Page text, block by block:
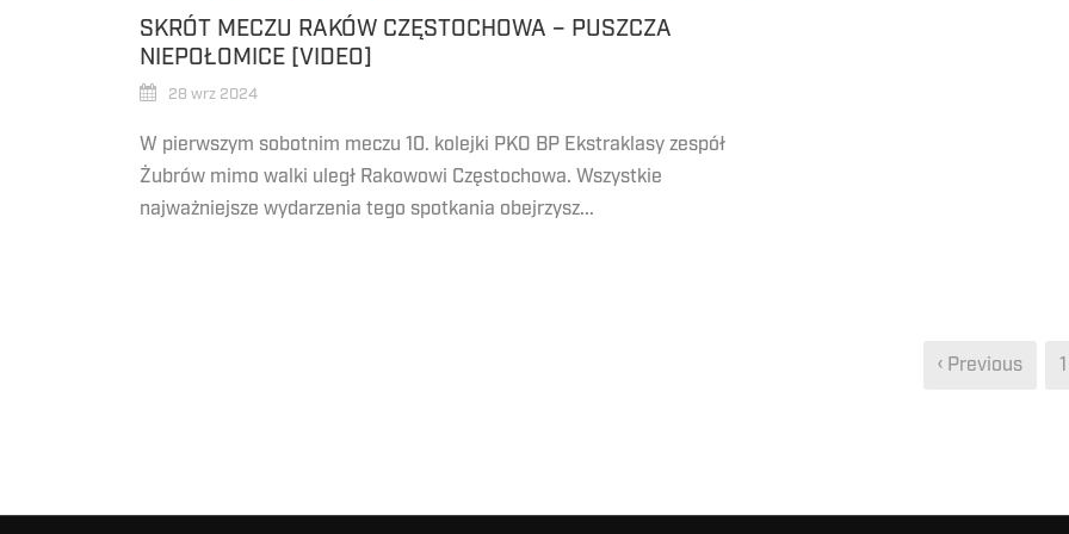
SKRÓT MECZU RAKÓW CZĘSTOCHOWA – PUSZCZA
NIEPOŁOMICE [VIDEO]
28 wrz 2024
W pierwszym sobotnim meczu 10. kolejki PKO BP Ekstraklasy zespół
Żubrów mimo walki uległ Rakowowi Częstochowa. Wszystkie
najważniejsze wydarzenia tego spotkania obejrzysz...
‹ Previous 1